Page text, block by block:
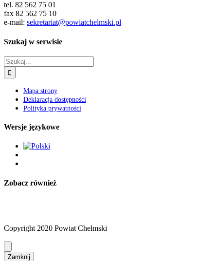
tel. 82 562 75 01
fax 82 562 75 10
e-mail: sekretariat@powiatchelmski.pl
Szukaj w serwisie
Szukaj
Mapa strony
Deklaracja dostępności
Polityka prywatności
Wersje językowe
Zobacz również
Copyright 2020 Powiat Chełmski
Zamknij